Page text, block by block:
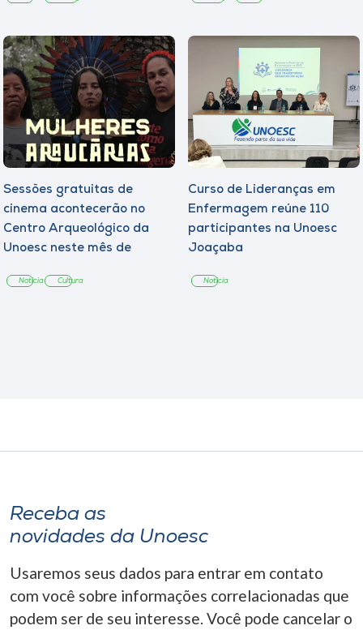
Sessões gratuitas de
cinema acontecerão no
Centro Arqueológico da
Unoesc neste mês de
Notícia Cultura
Curso de Lideranças em
Enfermagem reúne 110
participantes na Unoesc
Joaçaba
Notícia
Receba as
novidades da Unoesc
Usaremos seus dados para entrar em contato
com você sobre informações correlacionadas que
podem ser de seu interesse. Você pode cancelar o